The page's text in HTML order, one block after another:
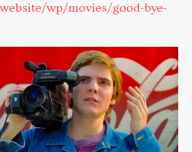
wp/movies/good-bye-